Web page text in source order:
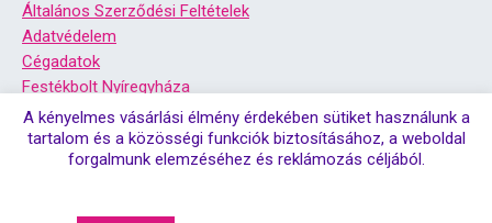
Általános Szerződési Feltételek
Adatvédelem
Cégadatok
Festékbolt Nyíregyháza
Festékbolt Debrecen
© Copyright 2026. Színsziget festékbolt debrecen, és
A kényelmes vásárlási élmény érdekében sütiket használunk a
tartalom és a közösségi funkciók biztosításához, a weboldal
forgalmunk elemzéséhez és reklámozás céljából.